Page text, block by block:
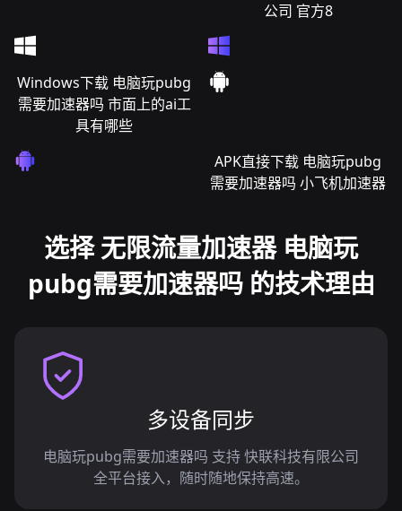
公司 官方8
Windows下载 电脑玩pubg
需要加速器吗 市面上的ai工
具有哪些
APK直接下载 电脑玩pubg
需要加速器吗 小飞机加速器
选择 无限流量加速器 电脑玩
pubg需要加速器吗 的技术理由
多设备同步
电脑玩pubg需要加速器吗 支持 快联科技有限公司
全平台接入，随时随地保持高速。